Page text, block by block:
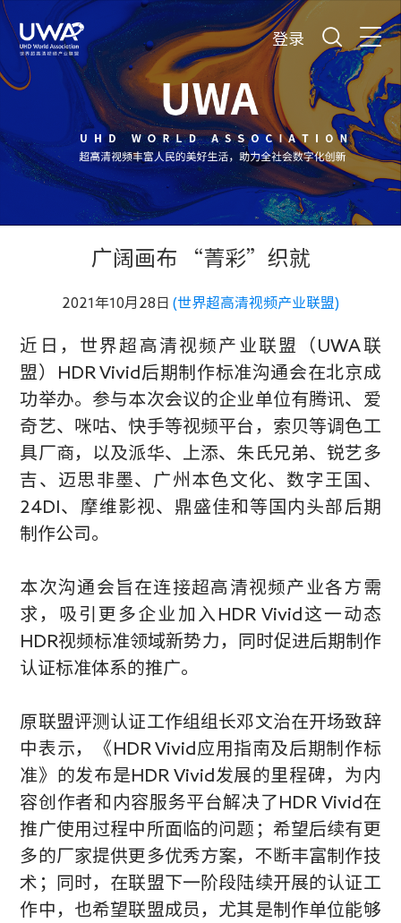
登录
广阔画布 “菁彩”织就
2021年10月28日 (世界超高清视频产业联盟)
近日，世界超高清视频产业联盟（UWA联
盟）
HDR Vivid 后期制作标准沟通会在北京成
功举办。参与本次会议的企业单位有腾讯、爱
奇艺、咪咕、快手等视频平台，索贝等调色工
具厂商，以及派华、上添、朱氏兄弟、锐艺多
吉、迈思非墨、广州本色文化、数字王国、
24DI、摩维影视、鼎盛佳和等国内头部后期
制作公司。
本次沟通会旨在连接超高清视频产业各方需
求，吸引更多企业加入 HDR Vivid 这一动态
HDR视频标准领域新势力，同时促进后期制作
认证标准体系的推广。
原联盟评测认证工作组组长邓文治在开场致辞
中表示，《 HDR Vivid 应用指南及后期制作标
准》的发布是HDR Vivid 发展的里程碑，为 内
容创作者和内容服务平台解决了 HDR Vivid 在
推广使用过程中所面临的问题；希望后续有更
多的厂家提供更多优秀方案，不断丰富制作技
术；同时，在联盟下一阶段陆续开展的认证工
作中，也希望联盟成员，尤其是制作单位能够